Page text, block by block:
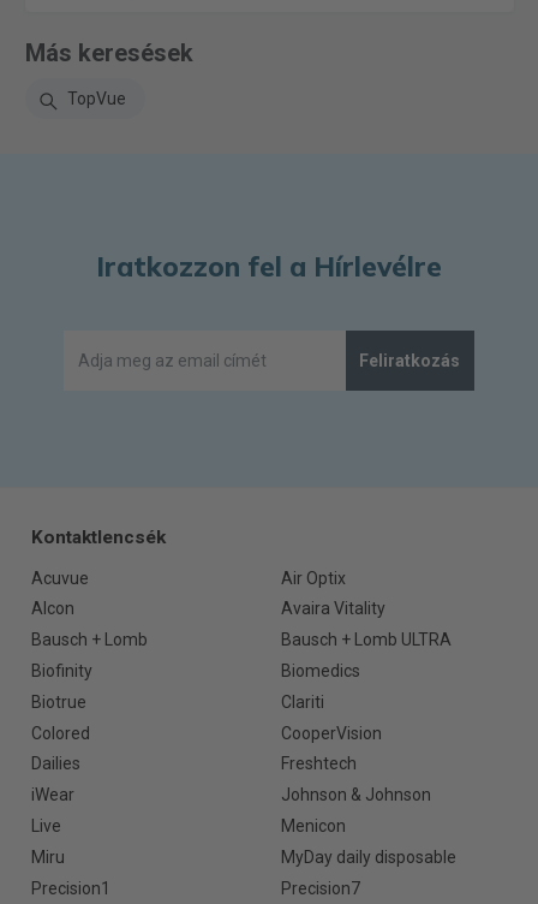
Más keresések
TopVue
Iratkozzon fel a Hírlevélre
Feliratkozás
Kontaktlencsék
Acuvue
Air Optix
Alcon
Avaira Vitality
Bausch + Lomb
Bausch + Lomb ULTRA
Biofinity
Biomedics
Biotrue
Clariti
Colored
CooperVision
Dailies
Freshtech
iWear
Johnson & Johnson
Live
Menicon
Miru
MyDay daily disposable
Precision1
Precision7